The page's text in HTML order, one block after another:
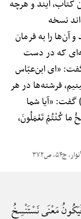
کتاب، آیند و هرچه
نسخه
آن‌ها را به فرمان
که در دست
«ای ابن‌عبّاس
فرشته‌ها در هر
گفت: «آیا شما
ما کُنْتُمْ تَعْمَلُونَ،
ج۵۴، ص۳۷۲
مَعْنَی نَسْتَنْسِخُ